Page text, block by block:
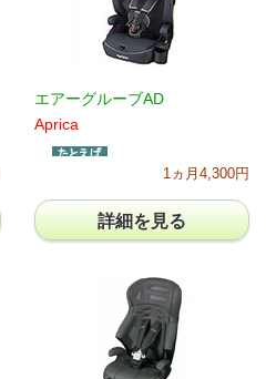
エアーグルーブAD
Aprica
1ヵ月4,300円
詳細を見る